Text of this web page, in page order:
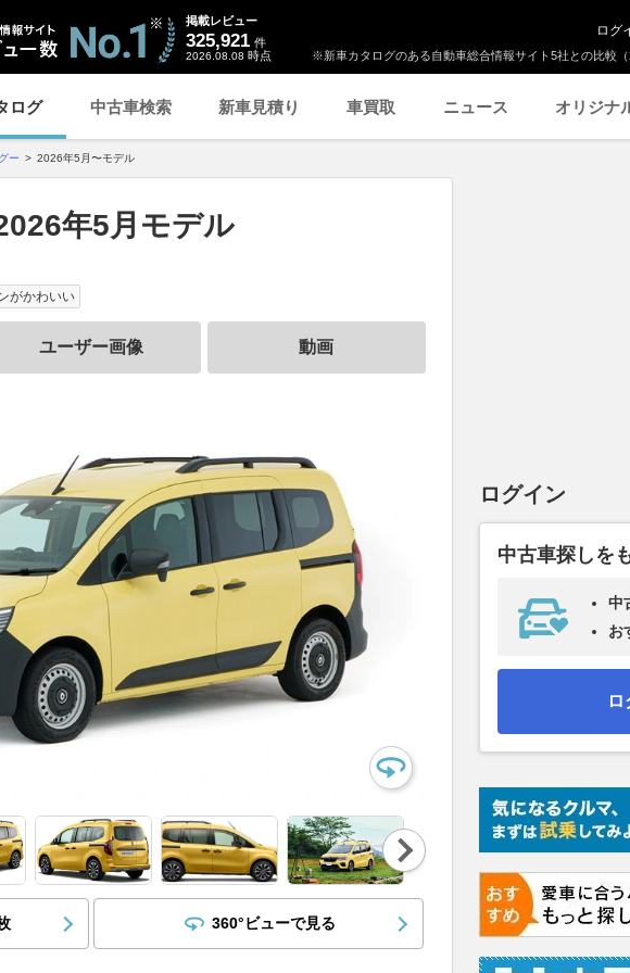
※新車カタログのある自動車総合情報サイト5社との比較（
掲載レビュー
325,921 件
2026.08.08 時点
ログ
ログ 中古車検索 新車見積り 車買取 ニュース オリジナ
ー 2026年5月〜モデル
年5月モデル
がかわいい
ユーザー画像 動画
Nex
t
360°ビューで見る
ログイン
中古車探しを
中
お